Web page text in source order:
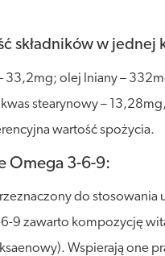
składników w jednej
33,2mg; olej lniany –
kwas stearynowy –
wartość spożycia.
Omega 3-6-9:
do
9 zawarto kompozycję
Wspierają one